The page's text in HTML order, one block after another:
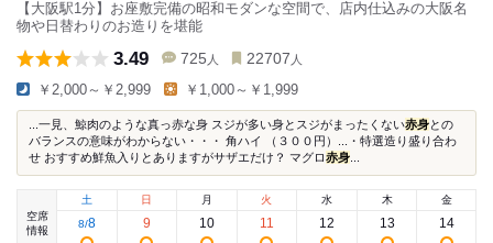
【大阪駅1分】お座敷完備の昭和モダンな空間で、店内仕込みの大阪名
物や日替わりのお造りを堪能
3.49 725 人 22707 人
￥2,000～￥2,999 ￥1,000～￥1,999
...一見、鯨肉のような真っ赤な身 スジが多い身とスジがまったくない赤身との
バランスの意味がわからない・・・ 角ハイ （３００円）...・特選造り盛り合わ
せ おすすめ鮮魚入りとありますがサザエだけ？ マグロ赤身
空席
情報
土
8/8
日
9
月
10
火
11
水
12
木
13
金
14